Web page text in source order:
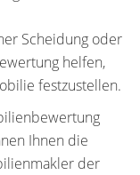
Scheidung oder
helfen,
festzustellen.
Ihnen die
der